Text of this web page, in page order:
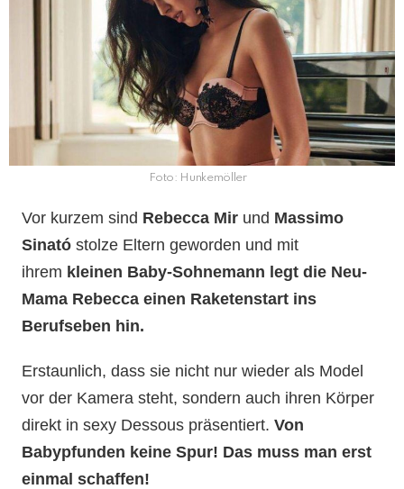
Foto: Hunkemöller
Vor kurzem sind Rebecca Mir und Massimo
Sinatóstolze Eltern geworden und mit
ihrem kleinen Baby-Sohnemann legt die Neu-
Mama Rebecca einen Raketenstart ins
Berufseben hin.
Erstaunlich, dass sie nicht nur wieder als Model
vor der Kamera steht, sondern auch ihren Körper
direkt in sexy Dessous präsentiert.Von
Babypfunden keine Spur! Das muss man erst
einmal schaffen!